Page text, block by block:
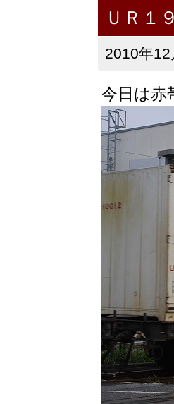
ＵＲ１
2010年
今日は赤